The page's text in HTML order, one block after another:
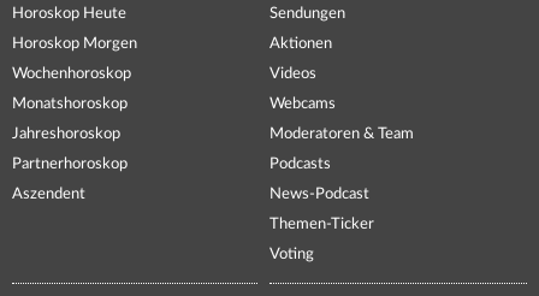
Horoskop Heute
Horoskop Morgen
Wochenhoroskop
Monatshoroskop
Jahreshoroskop
Partnerhoroskop
Aszendent
Sendungen
Aktionen
Videos
Webcams
Moderatoren & Team
Podcasts
News-Podcast
Themen-Ticker
Voting